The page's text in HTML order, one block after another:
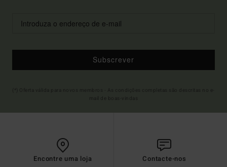
Subscrever
Encontre uma loja Contacte-nos